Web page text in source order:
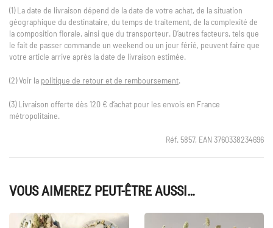
(1) La date de livraison dépend de la date de votre achat, de la situation
géographique du destinataire, du temps de traitement, de la complexité de
la composition florale, ainsi que du transporteur. D’autres facteurs, tels que
le fait de passer commande un weekend ou un jour férié, peuvent faire que
votre article arrive après la date de livraison estimée.
(2) Voir la politique de retour et de remboursement.
(3) Livraison offerte dès 120 € d’achat pour les envois en France
métropolitaine.
Réf. 5857, EAN 3760338234696
VOUS AIMEREZ PEUT-ÊTRE AUSSI…